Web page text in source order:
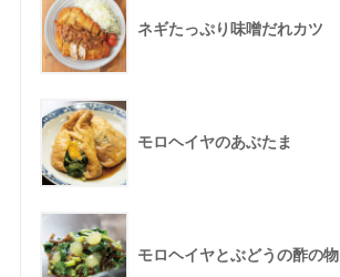
ネギたっぷり味噌だれカツ
モロヘイヤのあぶたま
モロヘイヤとぶどうの酢の物